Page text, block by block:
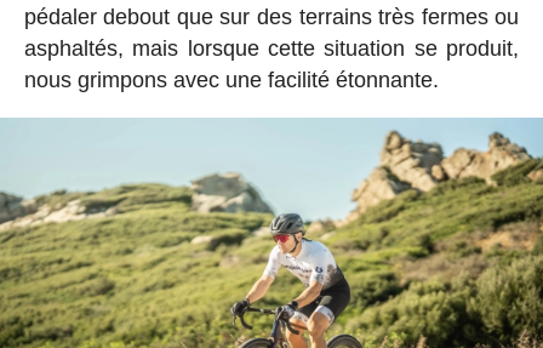
pédaler debout que sur des terrains très fermes ou
asphaltés, mais lorsque cette situation se produit,
nous grimpons avec une facilité étonnante.